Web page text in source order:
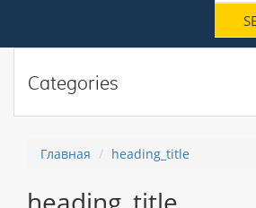
Categories
Главная heading_title